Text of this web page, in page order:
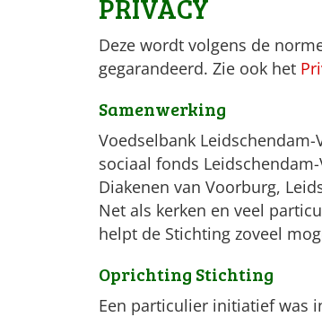
PRIVACY
Deze wordt volgens de
gegarandeerd. Zie ook het
Samenwerking
Voedselbank
sociaal fonds
Diakenen van Voorburg,
Net als kerken en veel
helpt de Stichting zoveel
Oprichting Stichting
Een particulier initiatief was